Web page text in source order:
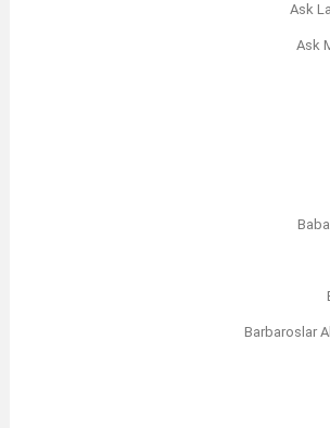
Ask
Ask
Barbaroslar